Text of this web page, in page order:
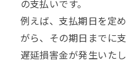
の支払いです。
例えば、支払期日を定
がら、その期日までに
遅延損害金が発生いたし